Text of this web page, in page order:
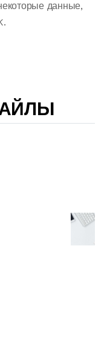
данные,